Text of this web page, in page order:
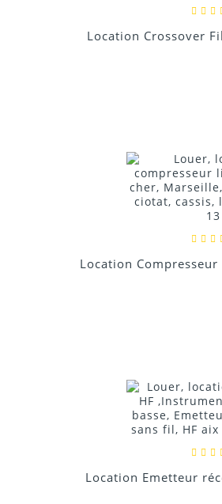
Location Crossover
Location
Location Emetteur